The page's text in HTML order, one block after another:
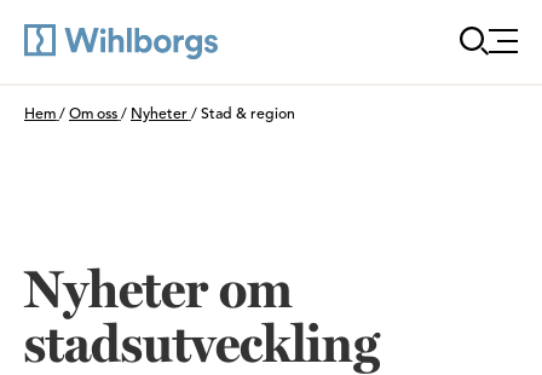
Du är här:
Hem / Om oss / Nyheter / Stad & region
Nyheter om
stadsutveckling